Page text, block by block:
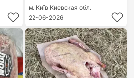
м. Київ Киевская обл.
22-06-2026